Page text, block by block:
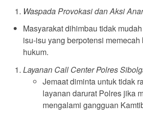
Waspada Provokasi dan Aksi
Masyarakat dihimbau tidak
isu-isu yang berpotensi
hukum.
Layanan Call Center Polres
Jemaat diminta untuk tidak
layanan darurat Polres jika
mengalami gangguan